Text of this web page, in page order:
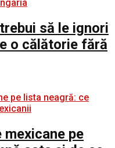
să le ignori
o călătorie fără
pe